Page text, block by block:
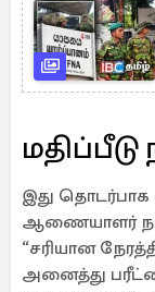
இது தொடர்பாக
ஆணையாளர்
“சரியான
அனைத்து